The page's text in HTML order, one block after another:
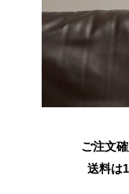
ご注文
送料は